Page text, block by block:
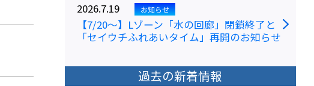
2026.7.19 お知らせ
【7/20～】Lゾーン「水の回廊」閉鎖終了と
「セイウチふれあいタイム」再開のお知らせ
過去の新着情報